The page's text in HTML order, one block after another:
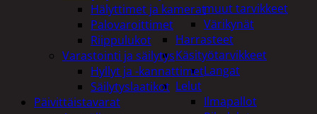
muut tarvikkeet
Värikynät
Harrasteet
Käsityötarvikkeet
Langat
Lelut
Ilmapallot
Hälyttimet ja kamerat
Palovaroittimet
Riippulukot
Varastointi ja säilytys
Hyllyt ja -kannattimet
Säilytyslaatikot
Päivittäistavarat